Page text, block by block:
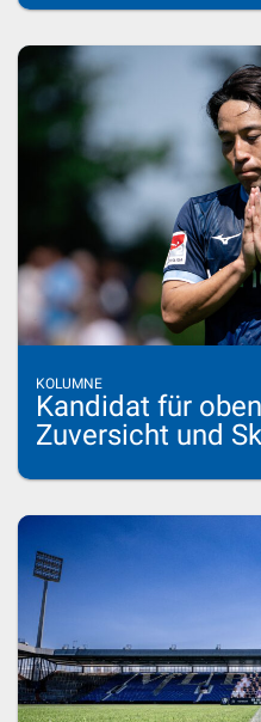
KOLUMNE
Kandidat für
Zuversicht und